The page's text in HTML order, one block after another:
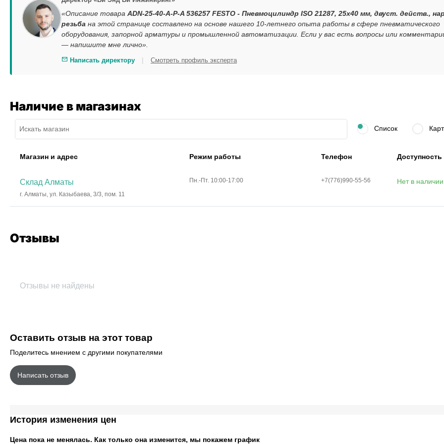
«Описание товара ADN-25-40-A-P-A 536257 FESTO - Пневмоцилиндр ISO 21287, 25x40 мм, двуст. действ.,
резьба на этой странице составлено на основе нашего 10-летнего опыта работы в сфере пневматического
оборудования, запорной арматуры и промышленной автоматизации. Если у вас есть вопросы или
— напишите мне лично».
Написать директору | Смотреть профиль эксперта
Наличие в магазинах
Список
Магазин и адрес Режим работы Телефон Доступность
Склад Алматы
г. Алматы, ул. Казыбаева, 3/3, пом. 11
Пн.-Пт. 10:00-17:00 +7(776)990-55-56 Нет в наличии
Отзывы
Отзывы не найдены
Оставить отзыв на этот товар
Поделитесь мнением с другими покупателями
Написать отзыв
История изменения цен
Цена пока не менялась. Как только она изменится, мы покажем график